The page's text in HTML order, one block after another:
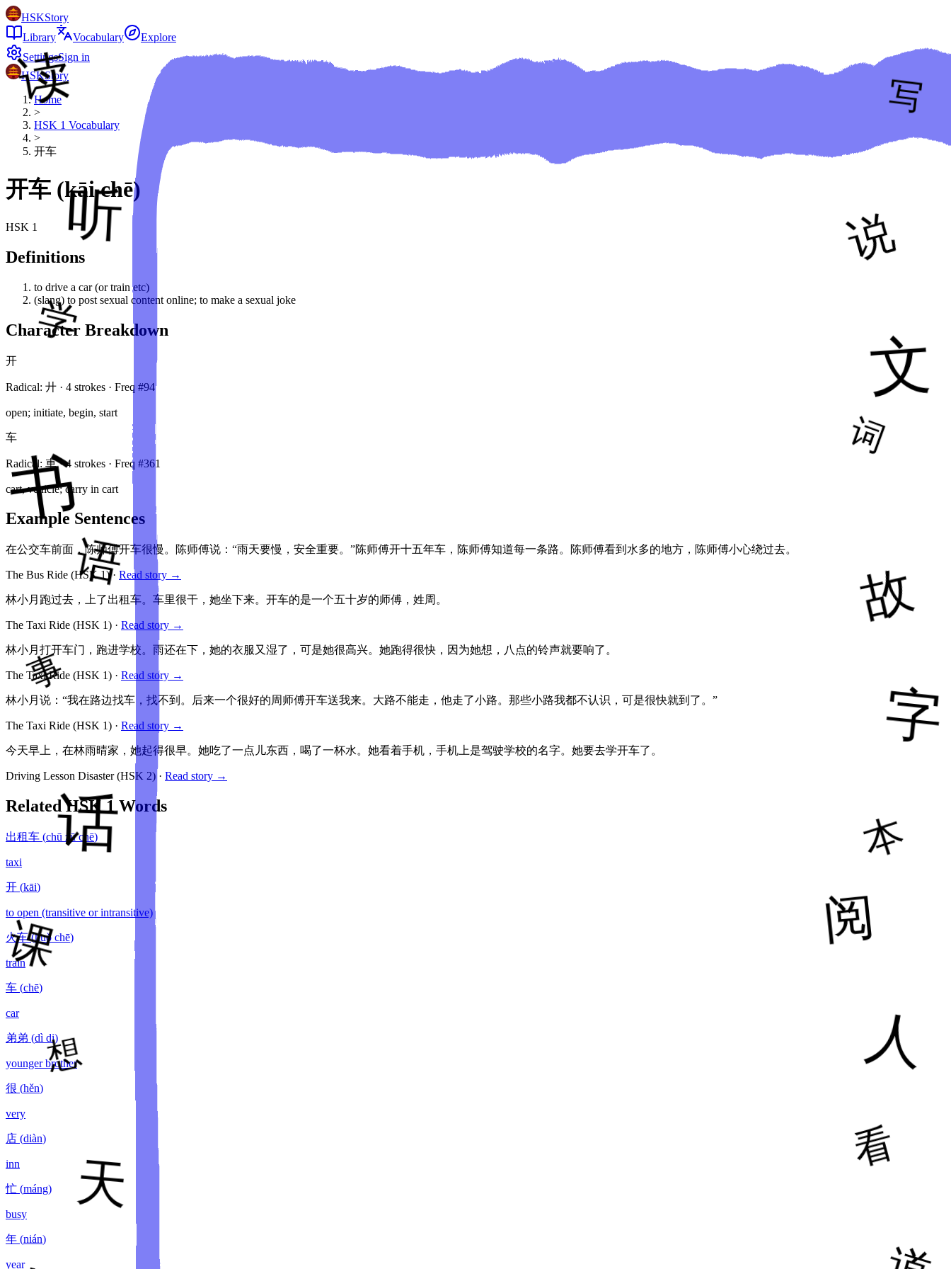
HSKStory
Library
Vocabulary
Explore
SettingsSign in
HSKStory
Home
>
HSK 1 Vocabulary
>
开车
开车 (kāi chē)
HSK 1
Definitions
to drive a car (or train etc)
(slang) to post sexual content online; to make a sexual joke
Character Breakdown
开
Radical: 廾 · 4 strokes · Freq #94
open; initiate, begin, start
车
Radical: 車· 4 strokes · Freq #361
cart, vehicle; carry in cart
Example Sentences
在公交车前面，陈师傅开车很慢。陈师傅说：“雨天要慢，安全重要。”陈师傅开十五年车，陈师傅知道每一条路。陈师傅看到水多的地方，陈师傅小心绕过去。
The Bus Ride (HSK1)· Read story →
林小月跑过去，上了出租车。车里很干，她坐下来。开车的是一个五十岁的师傅，姓周。
The Taxi Ride (HSK 1) · Read story →
林小月打开车门，跑进学校。雨还在下，她的衣服又湿了，可是她很高兴。她跑得很快，因为她想，八点的铃声就要响了。
The Taxi Ride (HSK 1) · Read story →
林小月说：“我在路边找车，找不到。后来一个很好的周师傅开车送我来。大路不能走，他走了小路。那些小路我都不认识，可是很快就到了。”
The Taxi Ride (HSK 1) · Read story →
今天早上，在林雨晴家，她起得很早。她吃了一点儿东西，喝了一杯水。她看着手机，手机上是驾驶学校的名字。她要去学开车了。
Driving Lesson Disaster(HSK 2) · Read story →
Related HSK1Words
出租车 (chū zū chē)
taxi
开 (kāi)
to open (transitive or intransitive)
火车 (huǒ chē)
train
车 (chē)
car
弟弟 (dì di)
younger brother
很 (hěn)
very
店 (diàn)
inn
忙 (máng)
busy
年 (nián)
year